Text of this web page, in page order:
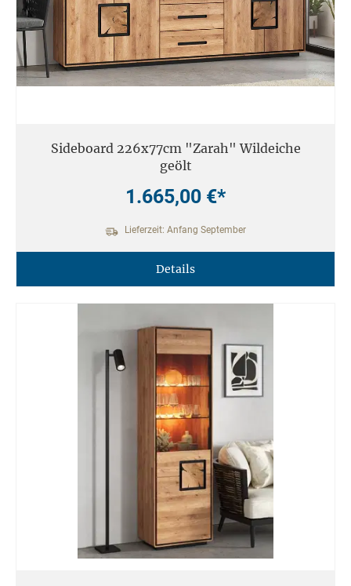
Sideboard 226x77cm "Zarah" Wildeiche
geölt
1.665,00 €*
Lieferzeit: Anfang September
Details